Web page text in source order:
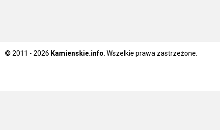
© 2011 - 2026 Kamienskie.info . Wszelkie prawa zastrzeżone.